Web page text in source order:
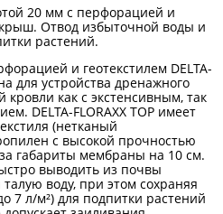
20 мм с перфорацией и
Отвод избыточной воды и
растений.
и геотекстилем DELTA-
для устройства дренажного
кровли как с экстенсивным, так
DELTA-FLORAXX TOP имеет
(нетканый
с высокой прочностью
габариты мембраны на 10 см.
выводить из почвы
воду, при этом сохраняя
7 л/м²) для подпитки растений